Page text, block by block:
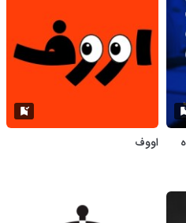
اووف